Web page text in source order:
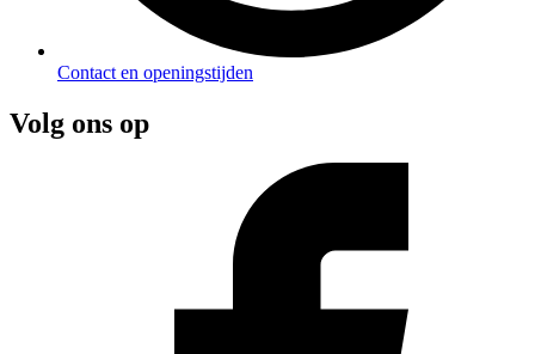
Contact en openingstijden
Volg ons op